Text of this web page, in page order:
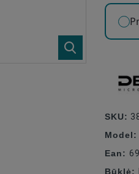
SKU:
Model:
Ean:
Būklė: